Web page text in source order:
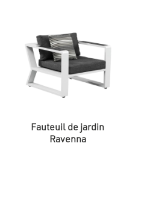
Fauteuil de jardin
Ravenna